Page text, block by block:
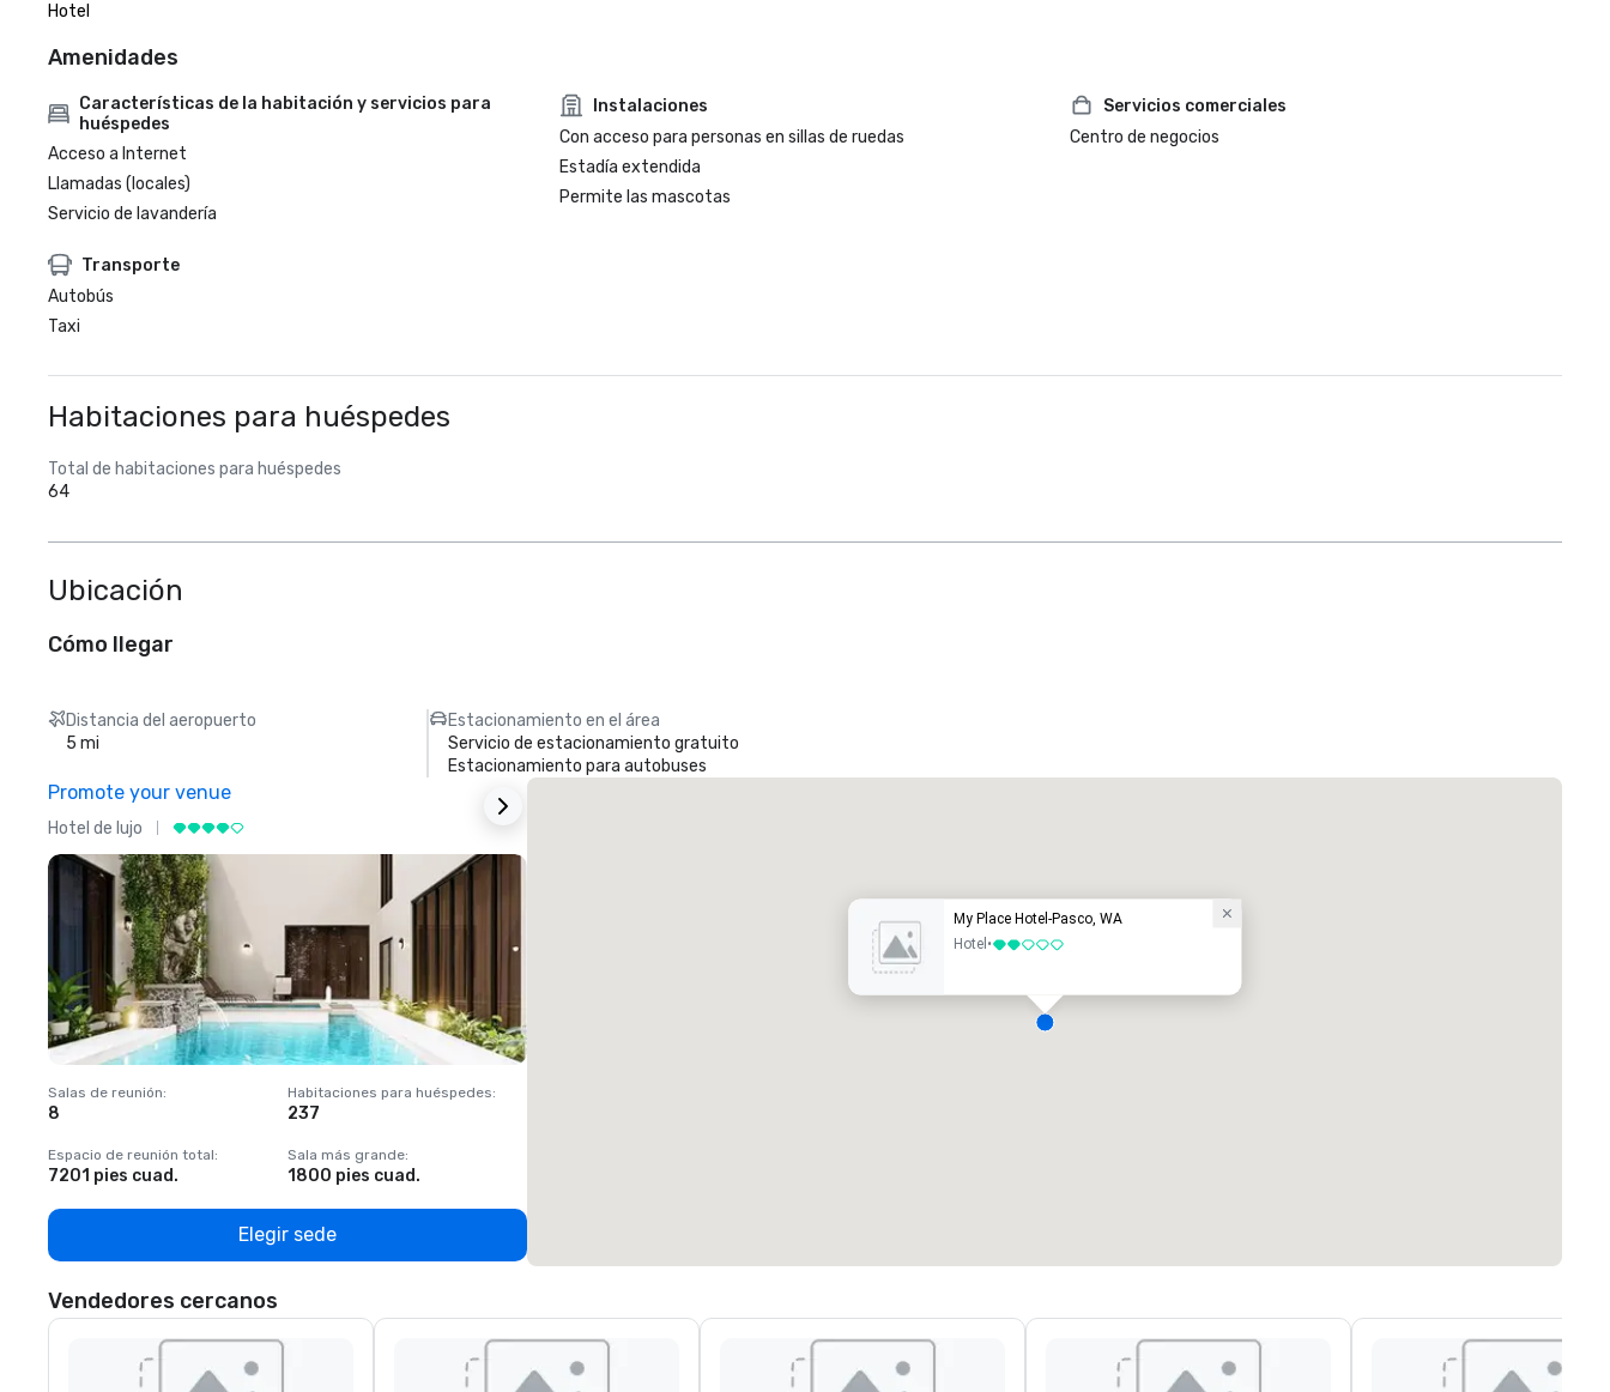
Hotel
Amenidades
Características de la habitación y servicios para
huéspedes
Acceso a Internet
Llamadas (locales)
Servicio de lavandería
Instalaciones
Con acceso para personas en sillas de ruedas
Estadía extendida
Permite las mascotas
Servicios comerciales
Centro de negocios
Transporte
Autobús
Taxi
Habitaciones para huéspedes
Total de habitaciones para huéspedes
64
Ubicación
Cómo llegar
Distancia del aeropuerto
5 mi
Estacionamiento en el área
Servicio de estacionamiento gratuito
Estacionamiento para autobuses
Promote your venue
Hotel de lujo
Salas de reunión:
8
Habitaciones para huéspedes:
237
Espacio de reunión total:
7201 pies cuad.
Sala más grande:
1800 pies cuad.
Elegir sede
My Place Hotel-Pasco, WA
Hotel •2 de 5
Vendedores cercanos